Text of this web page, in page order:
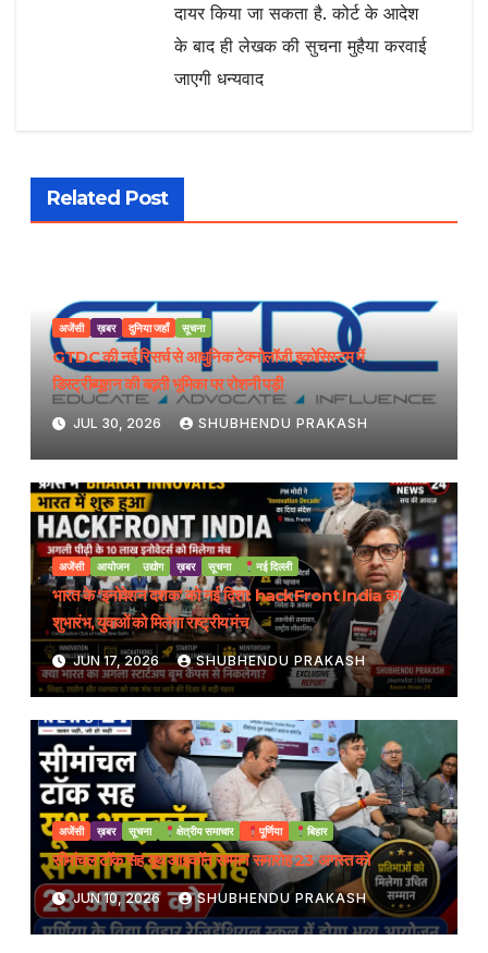
दायर किया जा सकता है. कोर्ट के आदेश
के बाद ही लेखक की सुचना मुहैया करवाई
जाएगी धन्यवाद
Related Post
अजेंसी ख़बर दुनिया जहाँ सूचना
GTDC की नई रिसर्च से आधुनिक टेक्नोलॉजी इकोसिस्टम में
डिस्ट्रीब्यूशन की बढ़ती भूमिका पर रोशनी पड़ी
JUL 30, 2026 SHUBHENDU PRAKASH
अजेंसी आयोजन उद्योग ख़बर सूचना नई दिल्ली
भारत के ‘इनोवेशन दशक’ को नई दिशा: hackFront India का
शुभारंभ, युवाओं को मिलेगा राष्ट्रीय मंच
JUN 17, 2026 SHUBHENDU PRAKASH
अजेंसी ख़बर सूचना क्षेत्रीय समाचार पूर्णिया बिहार
सीमांचल टॉक सह यूथ आइकॉन सम्मान समारोह 23 अगस्त को
JUN 10, 2026 SHUBHENDU PRAKASH